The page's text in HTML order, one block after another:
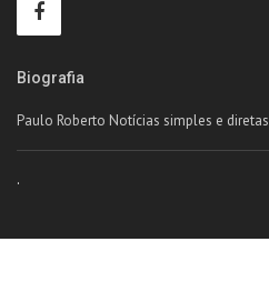
Biografia
Paulo Roberto Notícias simples e diretas
.